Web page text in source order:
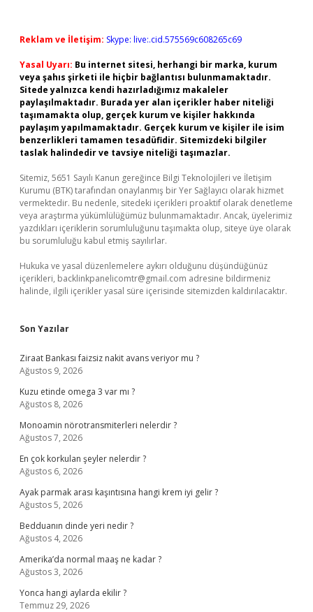
Reklam ve İletişim: Skype: live:.cid.575569c608265c69
Yasal Uyarı: Bu internet sitesi, herhangi bir marka, kurum
veya şahıs şirketi ile hiçbir bağlantısı bulunmamaktadır.
Sitede yalnızca kendi hazırladığımız makaleler
paylaşılmaktadır. Burada yer alan içerikler haber niteliği
taşımamakta olup, gerçek kurum ve kişiler hakkında
paylaşım yapılmamaktadır. Gerçek kurum ve kişiler ile isim
benzerlikleri tamamen tesadüfidir. Sitemizdeki bilgiler
taslak halindedir ve tavsiye niteliği taşımazlar.
Sitemiz, 5651 Sayılı Kanun gereğince Bilgi Teknolojileri ve İletişim
Kurumu (BTK) tarafından onaylanmış bir Yer Sağlayıcı olarak hizmet
vermektedir. Bu nedenle, sitedeki içerikleri proaktif olarak denetleme
veya araştırma yükümlülüğümüz bulunmamaktadır. Ancak, üyelerimiz
yazdıkları içeriklerin sorumluluğunu taşımakta olup, siteye üye olarak
bu sorumluluğu kabul etmiş sayılırlar.
Hukuka ve yasal düzenlemelere aykırı olduğunu düşündüğünüz
içerikleri, backlinkpanelicomtr@gmail.com adresine bildirmeniz
halinde, ilgili içerikler yasal süre içerisinde sitemizden kaldırılacaktır.
Son Yazılar
Ziraat Bankası faizsiz nakit avans veriyor mu ?
Ağustos 9, 2026
Kuzu etinde omega 3 var mı ?
Ağustos 8, 2026
Monoamin nörotransmiterleri nelerdir ?
Ağustos 7, 2026
En çok korkulan şeyler nelerdir ?
Ağustos 6, 2026
Ayak parmak arası kaşıntısına hangi krem iyi gelir ?
Ağustos 5, 2026
Bedduanın dinde yeri nedir ?
Ağustos 4, 2026
Amerika’da normal maaş ne kadar ?
Ağustos 3, 2026
Yonca hangi aylarda ekilir ?
Temmuz 29, 2026